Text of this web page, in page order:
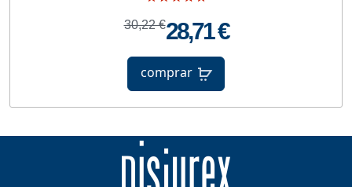
30,22 €28,71 €
comprar